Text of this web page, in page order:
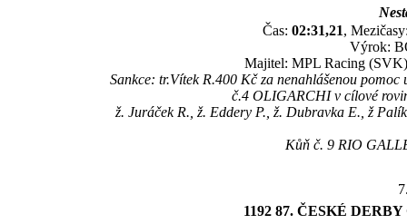
Čas: 02:31,21,
Výrok:
Majitel: MPL Racing
Sankce: tr.Vítek R.400 Kč za nenahlášenou
č.4 OLIGARCHI v cílové
ž. Juráček R., ž. Eddery P., ž. Dubravka E., ž
Kůň č. 9 RIO
1192 87. ČESKÉ